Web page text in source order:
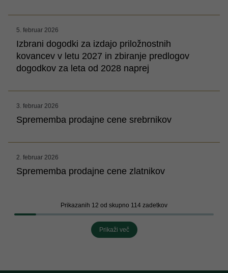
5. februar 2026
Izbrani dogodki za izdajo priložnostnih
kovancev v letu 2027 in zbiranje predlogov
dogodkov za leta od 2028 naprej
3. februar 2026
Sprememba prodajne cene srebrnikov
2. februar 2026
Sprememba prodajne cene zlatnikov
Prikazanih 12 od skupno 114 zadetkov
Prikaži več